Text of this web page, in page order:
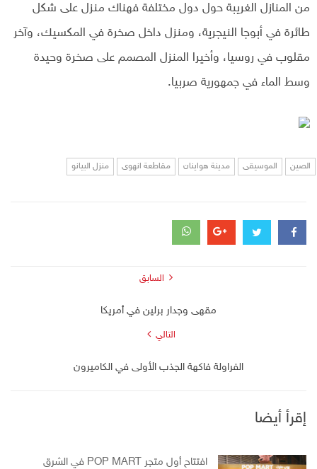
من المنازل الغريبة حول دول مختلفة فهناك منزل على شكل
طائرة في أبوجا النيجرية، ومنزل داخل صخرة في المكسيك، وآخر
مقلوب في روسيا، وأخيرا المنزل المصمم على صخرة وحيدة
وسط الماء في جمهورية صربيا.
الصين الموسيقى مدينة هواينان مقاطعة انهوى منزل البيانو
السابق
مقهى وجدار برلين في أمريكا
التالي
الفراولة فاكهة الجذب الأولى في الكاميرون
إقرأ أيضا
افتتاح أول متجر POP MART في الشرق